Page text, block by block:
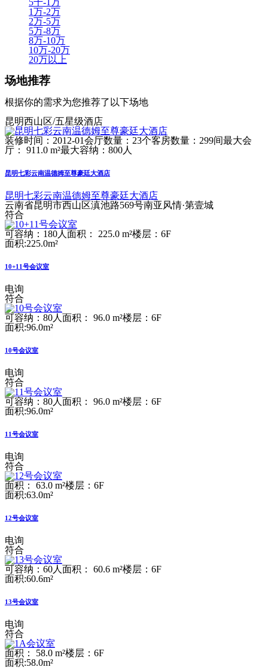
1万-2万
2万-5万
5万-8万
8万-10万
10万-20万
20万以上
场地推荐
根据你的需求为您推荐了以下场地
昆明西山区/五星级酒店
装修时间：2012-01会厅数量：23个客房数量：299间最大会
厅： 911.0 m²最大容纳：800人
昆明七彩云南温德姆至尊豪廷大酒店
昆明七彩云南温德姆至尊豪廷大酒店
云南省昆明市西山区滇池路569号南亚风情·第壹城
符合
可容纳：180人 面积： 225.0 m²楼层：6F
面积:225.0m²
10+11号会议室
电询
符合
可容纳：80人 面积： 96.0 m²楼层：6F
面积:96.0m²
10号会议室
电询
符合
可容纳：80人 面积： 96.0 m²楼层：6F
面积:96.0m²
11号会议室
电询
符合
面积： 63.0 m²楼层：6F
面积:63.0m²
12号会议室
电询
符合
可容纳：60人 面积： 60.6 m²楼层：6F
面积:60.6m²
13号会议室
电询
符合
面积： 58.0 m²楼层：6F
面积:58.0m²